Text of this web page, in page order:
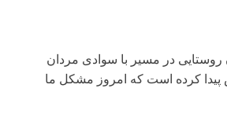
در مسیر با سوادی مردان
کرده است که امروز مشکل ما